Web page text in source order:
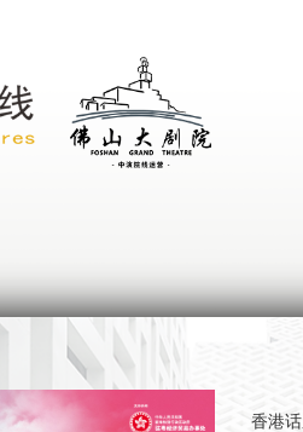
香港